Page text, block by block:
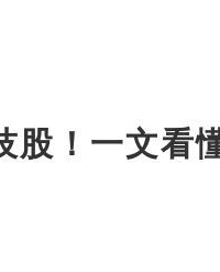
股！一文看